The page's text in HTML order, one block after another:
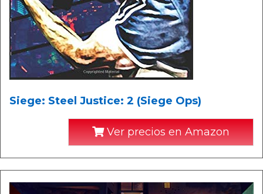
Siege: Steel Justice: 2 (Siege Ops)
Ver precios en Amazon